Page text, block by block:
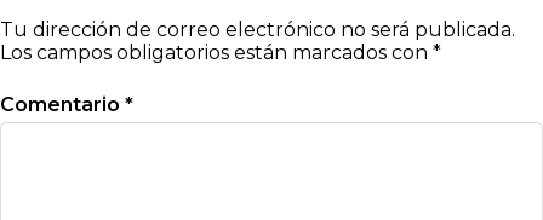
Tu dirección de correo electrónico no será publicada.
Los campos obligatorios están marcados con *
Comentario *